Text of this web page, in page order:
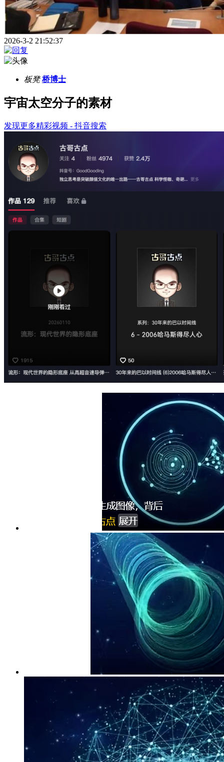
2026-3-2 21:52:37
板凳 桥博士
宇宙太空分子的素材
发现更多精彩视频 - 抖音搜索